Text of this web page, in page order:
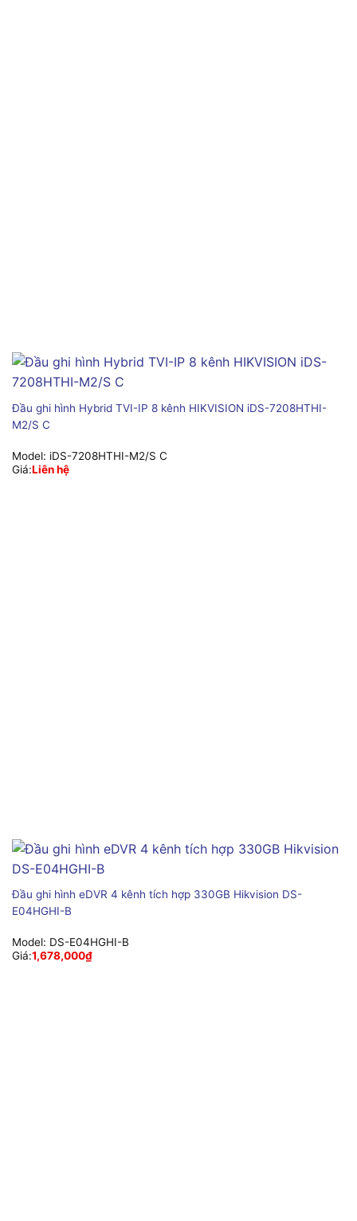
Đầu ghi hình Hybrid TVI-IP 8 kênh HIKVISION iDS-7208HTHI-
M2/S C
Model: iDS-7208HTHI-M2/S C
Giá:Liên hệ
Đầu ghi hình eDVR 4 kênh tích hợp 330GB Hikvision DS-
E04HGHI-B
Model: DS-E04HGHI-B
Giá:1,678,000₫